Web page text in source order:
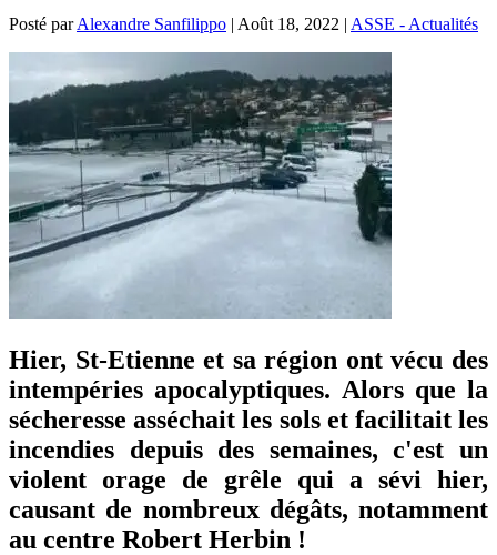
Posté parAlexandre Sanfilippo | Août 18, 2022 | ASSE - Actualités
Hier, St-Etienne et sa région ont vécu des
intempéries apocalyptiques. Alors que la
sécheresse asséchait les sols et facilitait les
incendies depuis des semaines, c'est un
violent orage de grêle qui a sévi hier,
causant de nombreux dégâts, notamment
au centre Robert Herbin !